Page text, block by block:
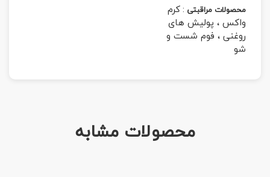
محصولات مراقبتی :کرم
واکس ، پولیش های
روغنی ، فوم شست و
شو
محصولات مشابه